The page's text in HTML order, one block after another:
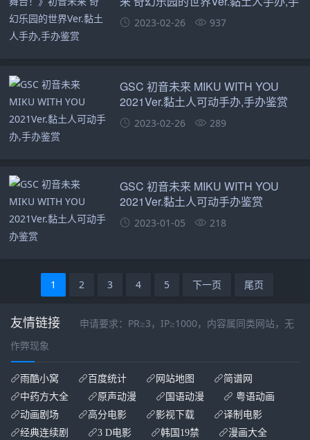
办鉴赏
2023-02-26 937
GSC 初音未来 MIKU WITH YOU
2021Ver.黏土人可动手办,手办鉴赏
2023-02-26 289
GSC 初音未来 MIKU WITH YOU
2021Ver.黏土人可动手办鉴赏
2023-01-05 218
1 2 3 4 5 下一页 尾页
友情链接
申请要求：PR≥3，IP≥1000，内容属同类网站，无
作弊现象
雨酷小窝 百度统计 网站地图
简谱网
中药方大全
原声动漫 国语动漫
粤语动画
动画剧场
高分电影 影视下载
译制电影
经典连续剧
3 D电影 韩国19禁
漫画大全